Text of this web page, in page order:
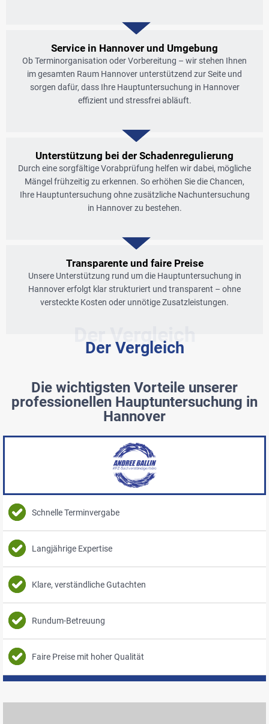
Service in Hannover und Umgebung​
Ob Terminorganisation oder Vorbereitung – wir stehen Ihnen
im gesamten Raum Hannover unterstützend zur Seite und
sorgen dafür, dass Ihre Hauptuntersuchung in Hannover
effizient und stressfrei abläuft.
Unterstützung bei der Schadenregulierung
Durch eine sorgfältige Vorabprüfung helfen wir dabei, mögliche
Mängel frühzeitig zu erkennen. So erhöhen Sie die Chancen,
Ihre Hauptuntersuchung ohne zusätzliche Nachuntersuchung
in Hannover zu bestehen.
Transparente und faire Preise
Unsere Unterstützung rund um die Hauptuntersuchung in
Hannover erfolgt klar strukturiert und transparent – ohne
versteckte Kosten oder unnötige Zusatzleistungen.
Der Vergleich
Der Vergleich
Die wichtigsten Vorteile unserer
professionellen Hauptuntersuchung in
Hannover
Schnelle Terminvergabe
Langjährige Expertise
Klare, verständliche Gutachten
Rundum-Betreuung
Faire Preise mit hoher Qualität